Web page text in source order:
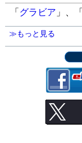
「 グラビア 」、「
≫もっと見る